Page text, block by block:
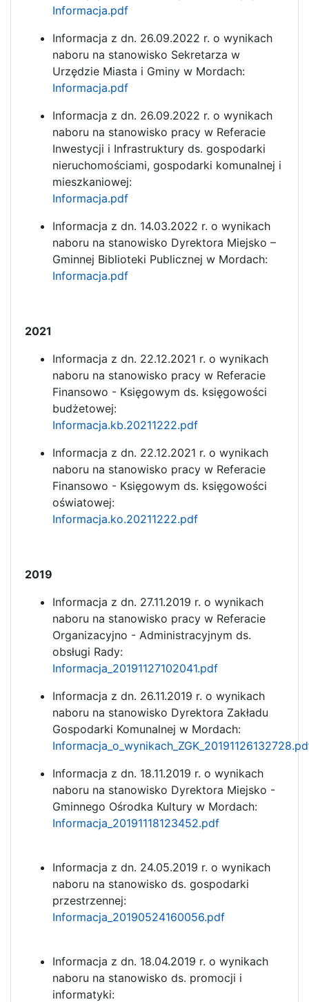
Informacja.pdf
Informacja z dn. 26.09.2022 r. o wynikach
naboru na stanowisko Sekretarza w
Urzędzie Miasta i Gminy w Mordach:
Informacja.pdf
Informacja z dn. 26.09.2022 r. o wynikach
naboru na stanowisko pracy w Referacie
Inwestycji i Infrastruktury ds. gospodarki
nieruchomościami, gospodarki komunalnej i
mieszkaniowej:
Informacja.pdf
Informacja z dn. 14.03.2022 r. o wynikach
naboru na stanowisko Dyrektora Miejsko –
Gminnej Biblioteki Publicznej w Mordach:
Informacja.pdf
2021
Informacja z dn. 22.12.2021 r. o wynikach
naboru na stanowisko pracy w Referacie
Finansowo - Księgowym ds. księgowości
budżetowej:
Informacja.kb.20211222.pdf
Informacja z dn. 22.12.2021 r. o wynikach
naboru na stanowisko pracy w Referacie
Finansowo - Księgowym ds. księgowości
oświatowej:
Informacja.ko.20211222.pdf
2019
Informacja z dn. 27.11.2019 r. o wynikach
naboru na stanowisko pracy w Referacie
Organizacyjno - Administracyjnym ds.
obsługi Rady:
Informacja_20191127102041.pdf
Informacja z dn. 26.11.2019 r. o wynikach
naboru na stanowisko Dyrektora Zakładu
Gospodarki Komunalnej w Mordach:
Informacja z dn. 18.11.2019 r. o wynikach
naboru na stanowisko Dyrektora Miejsko -
Gminnego Ośrodka Kultury w Mordach:
Informacja_20191118123452.pdf
Informacja z dn. 24.05.2019 r. o wynikach
naboru na stanowisko ds. gospodarki
przestrzennej:
Informacja_20190524160056.pdf
Informacja z dn. 18.04.2019 r. o wynikach
naboru na stanowisko ds. promocji i
informatyki: